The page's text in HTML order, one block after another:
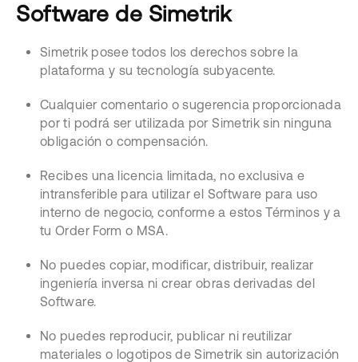
Software de Simetrik
Simetrik posee todos los derechos sobre la
plataforma y su tecnología subyacente.
Cualquier comentario o sugerencia proporcionada
por ti podrá ser utilizada por Simetrik sin ninguna
obligación o compensación.
Recibes una licencia limitada, no exclusiva e
intransferible para utilizar el Software para uso
interno de negocio, conforme a estos Términos y a
tu Order Form o MSA.
No puedes copiar, modificar, distribuir, realizar
ingeniería inversa ni crear obras derivadas del
Software.
No puedes reproducir, publicar ni reutilizar
materiales o logotipos de Simetrik sin autorización